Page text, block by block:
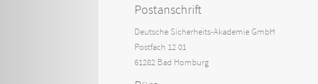
Postanschrift
Deutsche Sicherheits-Akademie GmbH
Postfach 12 01
61282 Bad Homburg